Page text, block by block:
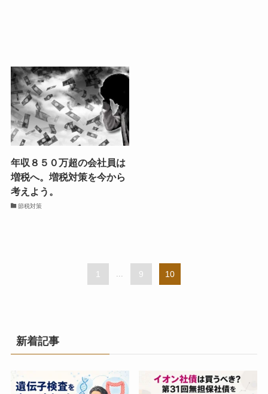
年収８５０万超の会社員は
増税へ。増税対策を今から
考えよう。
節税対策
1 ... 9 10
新着記事